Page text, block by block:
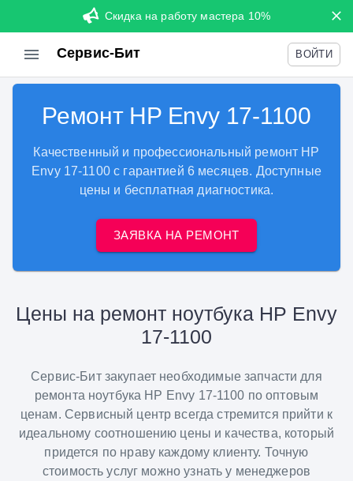
Скидка на работу мастера 10%
Сервис-Бит ВОЙТИ
Ремонт HP Envy 17-1100
Качественный и профессиональный ремонт HP
Envy 17-1100 с гарантией 6 месяцев. Доступные
цены и бесплатная диагностика.
ЗАЯВКА НА РЕМОНТ
Цены на ремонт ноутбука HP Envy
17-1100
Сервис-Бит закупает необходимые запчасти для
ремонта ноутбука HP Envy 17-1100 по оптовым
ценам. Сервисный центр всегда стремится прийти к
идеальному соотношению цены и качества, который
придется по нраву каждому клиенту. Точную
стоимость услуг можно узнать у менеджеров